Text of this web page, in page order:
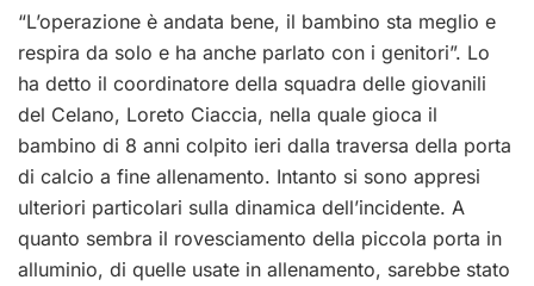
“L’operazione è andata bene, il bambino sta meglio e
respira da solo e ha anche parlato con i genitori”. Lo
ha detto il coordinatore della squadra delle giovanili
del Celano, Loreto Ciaccia, nella quale gioca il
bambino di 8 anni colpito ieri dalla traversa della porta
di calcio a fine allenamento. Intanto si sono appresi
ulteriori particolari sulla dinamica dell’incidente. A
quanto sembra il rovesciamento della piccola porta in
alluminio, di quelle usate in allenamento, sarebbe stato